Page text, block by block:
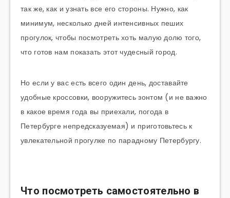
так же, как и узнать все его стороны. Нужно, как
минимум, несколько дней интенсивных пеших
прогулок, чтобы посмотреть хоть малую долю того,
что готов нам показать этот чудесный город.
Но если у вас есть всего один день, доставайте
удобные кроссовки, вооружитесь зонтом (и не важно
в какое время года вы приехали, погода в
Петербурге непредсказуемая) и приготовьтесь к
увлекательной прогулке по парадному Петербургу.
Что посмотреть самостоятельно в